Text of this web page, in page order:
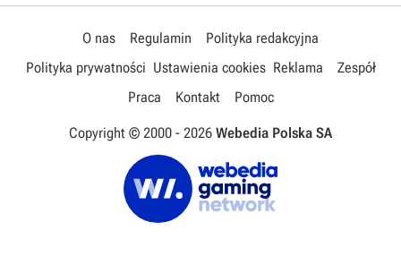
O nas Regulamin
Polityka redakcyjna
Polityka prywatności Ustawienia cookies Reklama
Zespół
Praca
Kontakt Pomoc
Copyright © 2000 - 2026 Webedia Polska SA